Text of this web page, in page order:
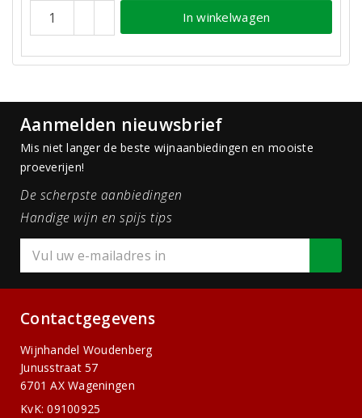
In winkelwagen
Aanmelden nieuwsbrief
Mis niet langer de beste wijnaanbiedingen en mooiste
proeverijen!
De scherpste aanbiedingen
Handige wijn en spijs tips
Contactgegevens
Wijnhandel Woudenberg
Junusstraat 57
6701 AX Wageningen
KvK: 09100925